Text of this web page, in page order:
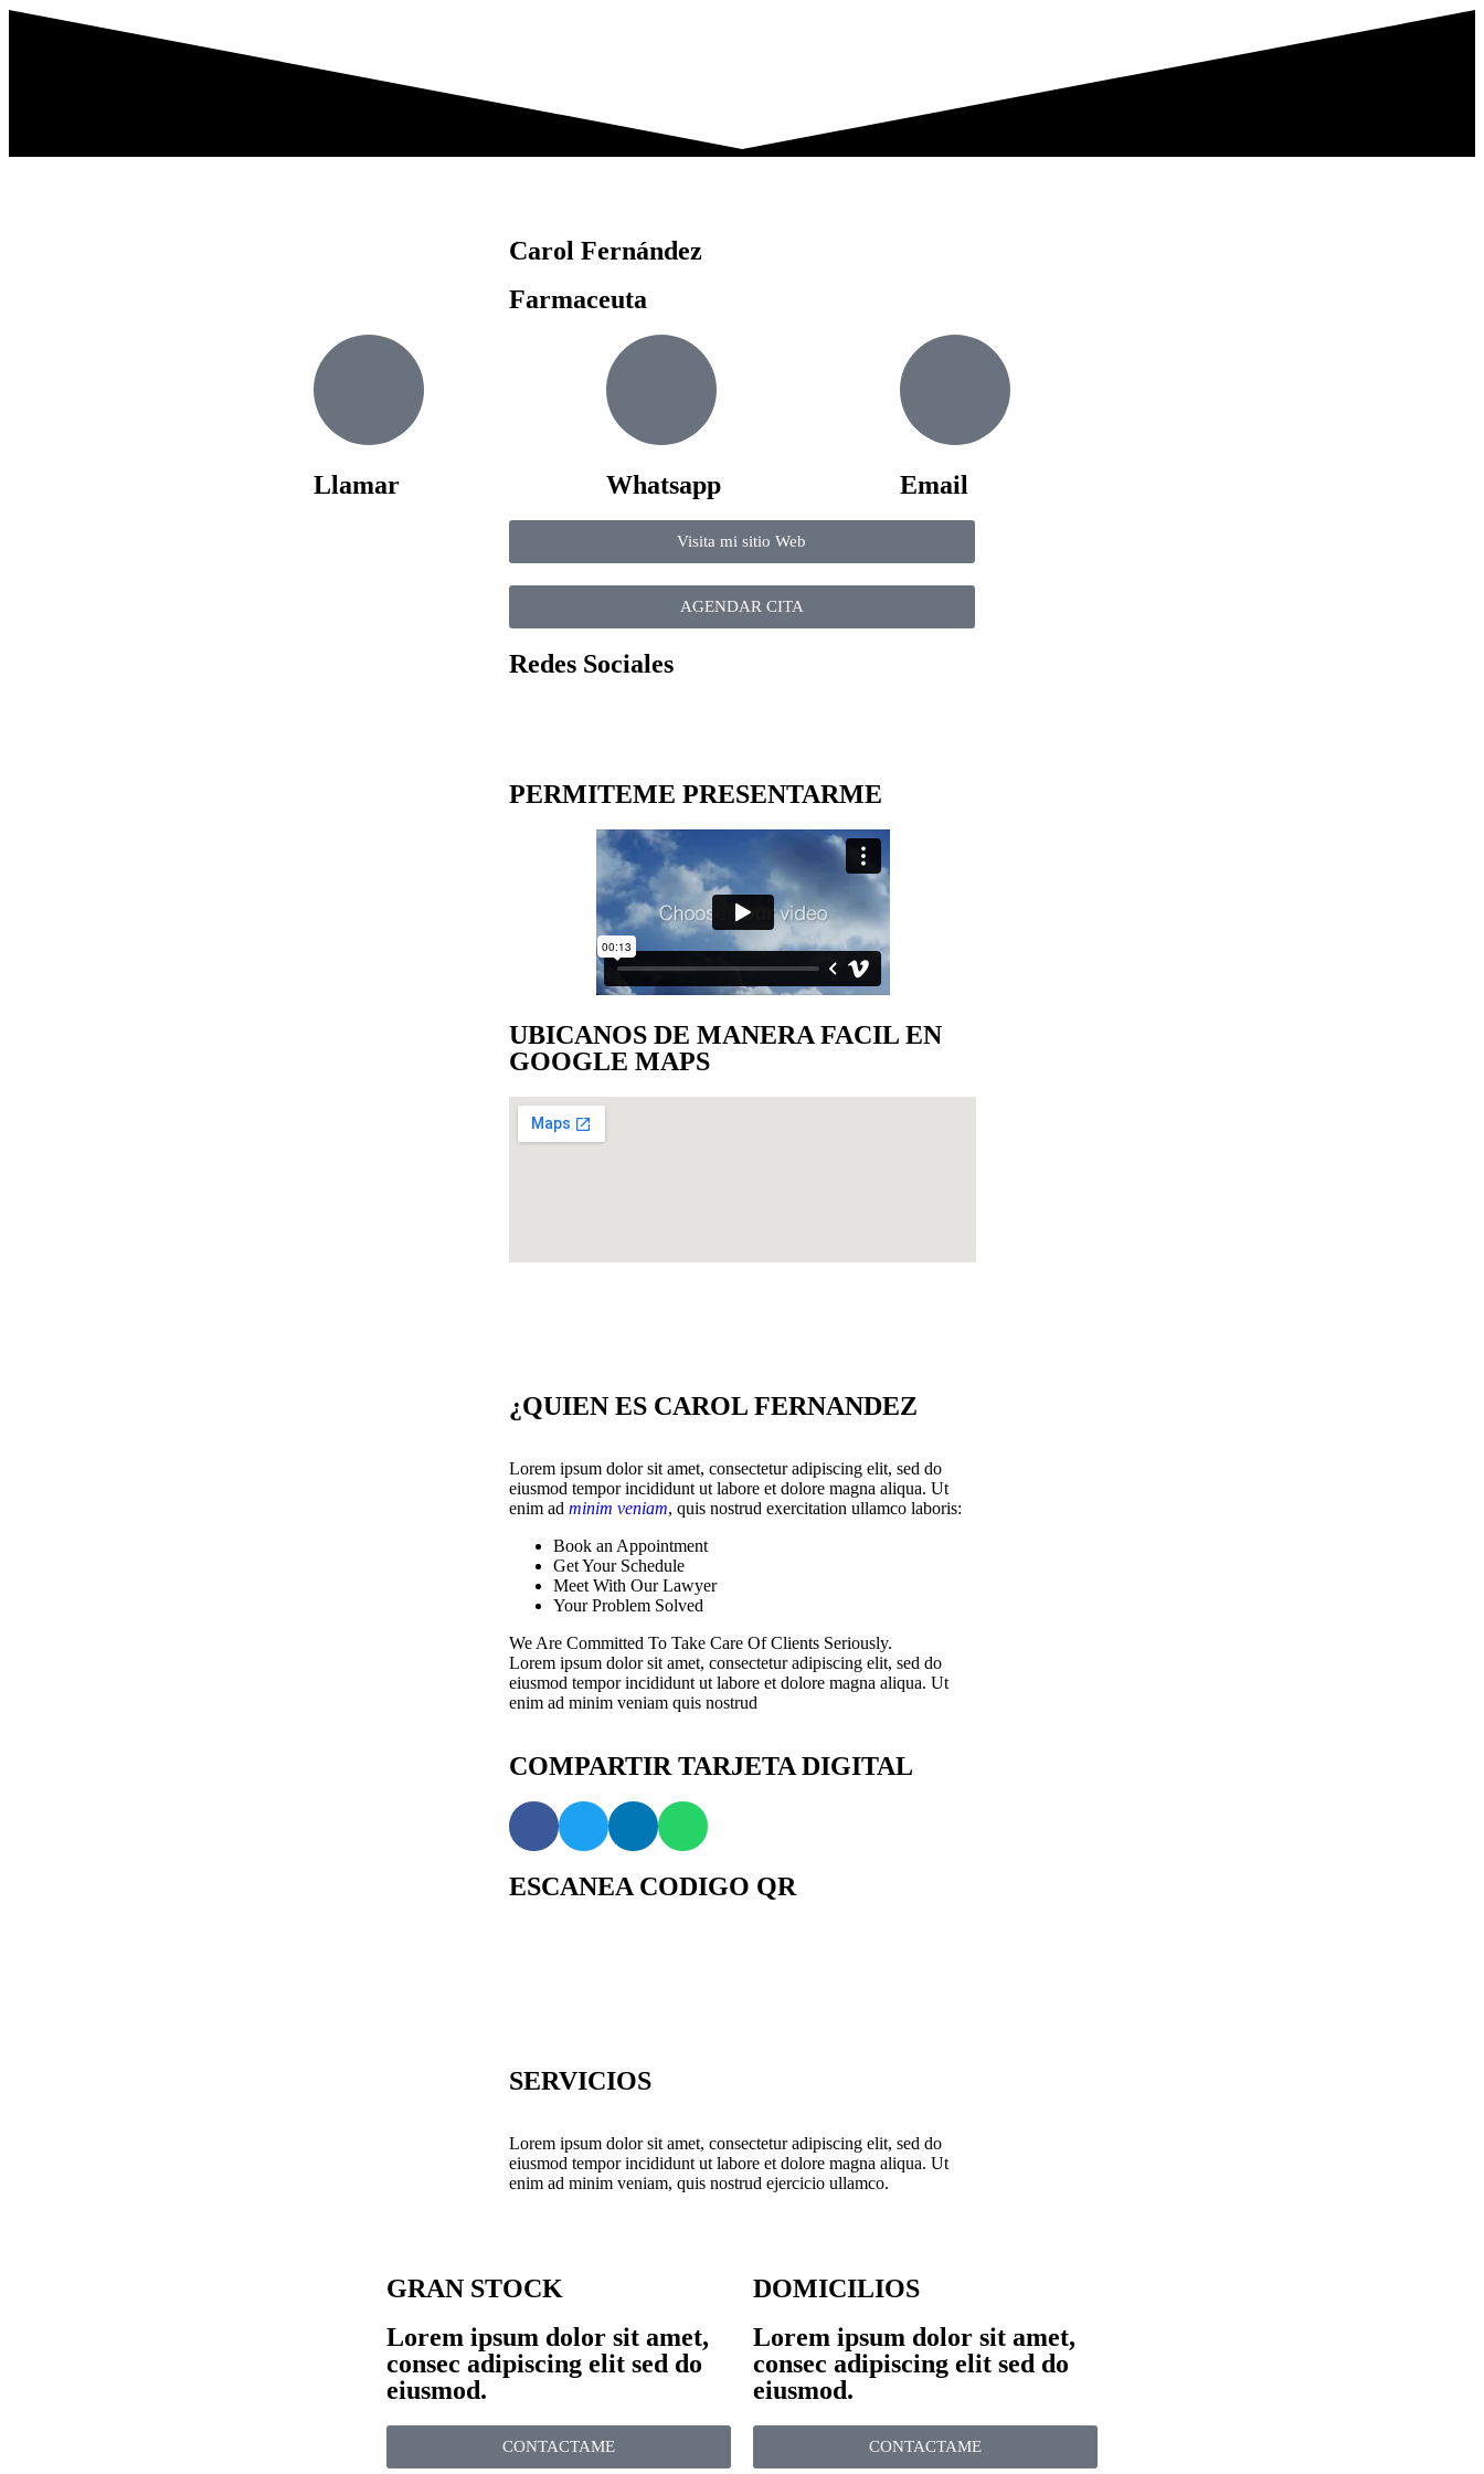
Carol Fernández
Farmaceuta
Llamar Whatsapp Email
Visita mi sitio Web
AGENDAR CITA
Redes Sociales
PERMITEME PRESENTARME
UBICANOS DE MANERA FACIL EN
GOOGLE MAPS
¿QUIEN ES CAROL FERNANDEZ
Lorem ipsum dolor sit amet, consectetur adipiscing elit, sed do
eiusmod tempor incididunt ut labore et dolore magna aliqua. Ut
enim ad minim veniam, quis nostrud exercitation ullamco laboris:
Book an Appointment
Get Your Schedule
Meet With Our Lawyer
Your Problem Solved
We Are Committed To Take Care Of Clients Seriously.
Lorem ipsum dolor sit amet, consectetur adipiscing elit, sed do
eiusmod tempor incididunt ut labore et dolore magna aliqua. Ut
enim ad minim veniam quis nostrud
COMPARTIR TARJETA DIGITAL
ESCANEA CODIGO QR
SERVICIOS
Lorem ipsum dolor sit amet, consectetur adipiscing elit, sed do
eiusmod tempor incididunt ut labore et dolore magna aliqua. Ut
enim ad minim veniam, quis nostrud ejercicio ullamco.
GRAN STOCK
Lorem ipsum dolor sit amet,
consec adipiscing elit sed do
eiusmod.
CONTACTAME
DOMICILIOS
Lorem ipsum dolor sit amet,
consec adipiscing elit sed do
eiusmod.
CONTACTAME